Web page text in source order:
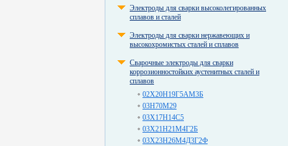
Электроды для сварки высоколегированных
сплавов и сталей
Электроды для сварки нержавеющих и
высокохромистых сталей и сплавов
Сварочные электроды для сварки
коррозионностойких аустенитных сталей и
сплавов
02Х20Н19Г5АМ3Б
03Н70М29
03Х17Н14С5
03Х21Н21М4Г2Б
03Х23Н26М4Д3Г2Ф